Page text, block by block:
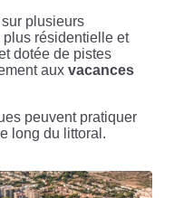
sur plusieurs
résidentielle et
dotée de pistes
aux vacances
peuvent pratiquer
long du littoral.